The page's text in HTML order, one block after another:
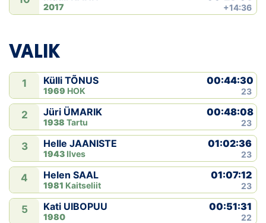
2017 +14:36
VALIK
1 Külli TÕNUS
1969 HOK
00:44:30
23
2 Jüri ÜMARIK
1938 Tartu
00:48:08
23
3 Helle JAANISTE
1943 Ilves
01:02:36
23
4 Helen SAAL
1981 Kaitseliit
01:07:12
23
5 Kati UIBOPUU
1980
00:51:31
22